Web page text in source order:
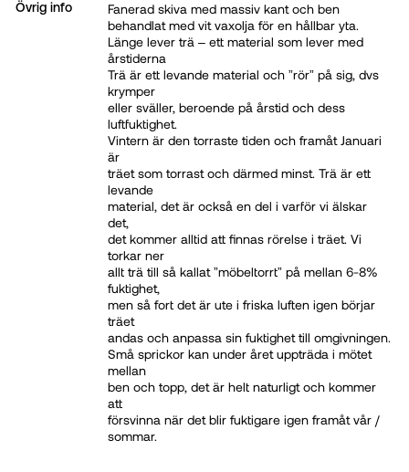
Övrig info
Fanerad skiva med massiv kant och ben
behandlat med vit vaxolja för en hållbar yta.
Länge lever trä – ett material som lever med
årstiderna
Trä är ett levande material och ”rör” på sig, dvs
krymper
eller sväller, beroende på årstid och dess
luftfuktighet.
Vintern är den torraste tiden och framåt Januari
är
träet som torrast och därmed minst. Trä är ett
levande
material, det är också en del i varför vi älskar
det,
det kommer alltid att finnas rörelse i träet. Vi
torkar ner
allt trä till så kallat ”möbeltorrt” på mellan 6-8%
fuktighet,
men så fort det är ute i friska luften igen börjar
träet
andas och anpassa sin fuktighet till omgivningen.
Små sprickor kan under året uppträda i mötet
mellan
ben och topp, det är helt naturligt och kommer
att
försvinna när det blir fuktigare igen framåt vår /
sommar.